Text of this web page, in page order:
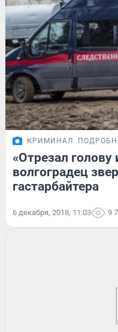
КРИМИНАЛ
«Отрезал голову
волгоградец
гастарбайтера
6 декабря, 2018, 11:03 9